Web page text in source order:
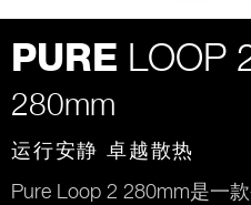
PURE LOOP
280mm
运行安静 卓越散热
Pure Loop 2 280mm是一